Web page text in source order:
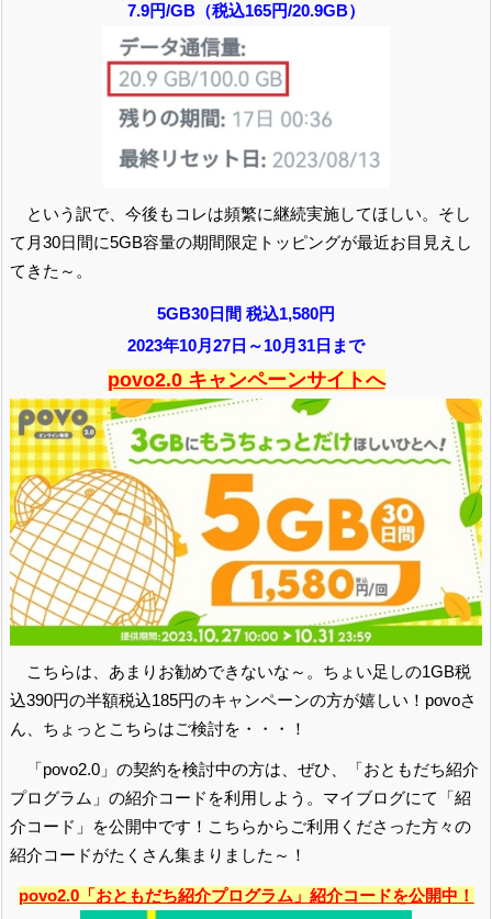
7.9円/GB（税込165円/20.9GB）
という訳で、今後もコレは頻繁に継続実施してほしい。そし
て月30日間に5GB容量の期間限定トッピングが最近お目見えし
てきた～。
5GB30日間 税込1,580円
2023年10月27日～10月31日まで
povo2.0 キャンペーンサイトへ
こちらは、あまりお勧めできないな～。ちょい足しの1GB税
込390円の半額税込185円のキャンペーンの方が嬉しい！povoさ
ん、ちょっとこちらはご検討を・・・！
「povo2.0」の契約を検討中の方は、ぜひ、「おともだち紹介
プログラム」の紹介コードを利用しよう。マイブログにて「紹
介コード」を公開中です！こちらからご利用くださった方々の
紹介コードがたくさん集まりました～！
povo2.0「おともだち紹介プログラム」紹介コードを公開中！